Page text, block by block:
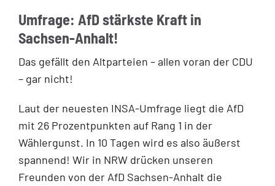
Umfrage: AfD stärkste Kraft in
Sachsen-Anhalt!
Das gefällt den Altparteien – allen voran der CDU
– gar nicht!
Laut der neuesten INSA-Umfrage liegt die AfD
mit 26 Prozentpunkten auf Rang 1 in der
Wählergunst. In 10 Tagen wird es also äußerst
spannend! Wir in NRW drücken unseren
Freunden von der AfD Sachsen-Anhalt die